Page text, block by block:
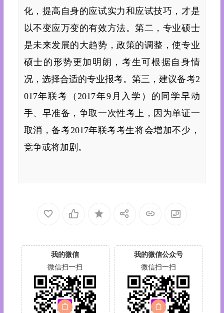
化，提高自身的应试实力和应试技巧，才是
以不变应万变的有效方法。第二，专业硕士
是未来发展的大趋势，政策的调整，使专业
硕士的形势更加明朗，考生可根据自身情
况，选择合适的专业报考。第三，建议备考2
017年联考（2017年9月入学）的同学早动
手、早准备，争取一次性考上，因为单证一
取消，备考2017年联考考生将会增加不少，
竞争或将加剧。
我的微信
微信扫一扫
我的微信公众号
微信扫一扫